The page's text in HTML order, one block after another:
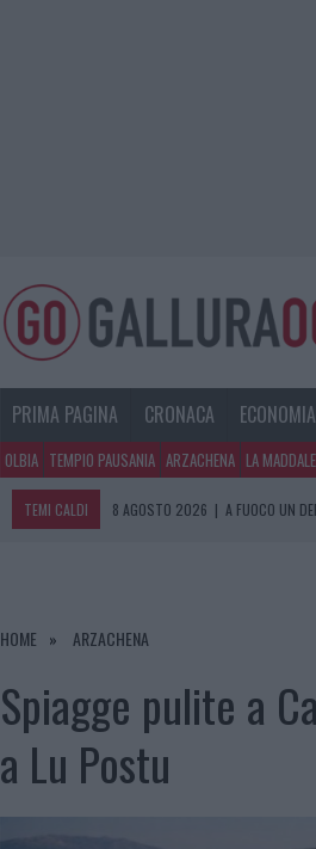
PRIMA PAGINA CRONACA ECONOMIA
OLBIA TEMPIO PAUSANIA ARZACHENA LA
TEMI CALDI 8 AGOSTO 2026 | A FUOCO UN
7 AGOSTO 2026 | MICHELLE HUNZIKER IN
HOME ARZACHENA
Spiagge pulite a
a Lu Postu